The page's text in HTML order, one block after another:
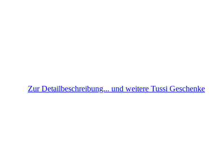
Zur Detailbeschreibung... und weitere Tussi Geschenke